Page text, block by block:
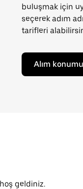
buluşmak için
seçerek adım
tarifleri
Alım
geldiniz.